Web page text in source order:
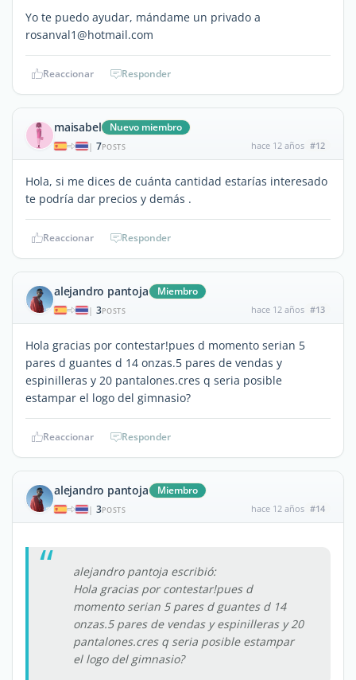
Yo te puedo ayudar, mándame un privado a
rosanval1@hotmail.com
Reaccionar Responder
maisabel Nuevo miembro
| 7POSTS hace 12 años #12
Hola, si me dices de cuánta cantidad estarías interesado
te podría dar precios y demás .
Reaccionar Responder
alejandro pantoja Miembro
| 3POSTS hace 12 años #13
Hola gracias por contestar!pues d momento serian 5
pares d guantes d 14 onzas.5 pares de vendas y
espinilleras y 20 pantalones.cres q seria posible
estampar el logo del gimnasio?
Reaccionar Responder
alejandro pantoja Miembro
| 3POSTS hace 12 años #14
alejandro pantoja escribió:
Hola gracias por contestar!pues d
momento serian 5 pares d guantes d 14
onzas.5 pares de vendas y espinilleras y 20
pantalones.cres q seria posible estampar
el logo del gimnasio?